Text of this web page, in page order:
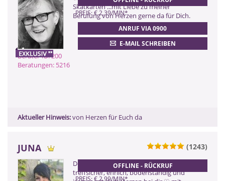
Berater-ID: 200
Beratungen: 5216
PREIS: € 2,39/MIN*
ANRUF VIA 0900
E-MAIL SCHREIBEN
(2,99 €/Min)
0900 52 82 58 - 200
(2,17 €/Min ggf. abweichend aus dem
Mobilfunk)
0901 52 82 58
(Dieser Anruf kostet Sie 2,50
Skatkarten ...mit Liebe zu meiner
Berufung von Herzen gerne da für Dich.
Aktueller Hinweis:️von Herzen für Euch da ️
JUNA (1243)
OFFLINE - RÜCKRUF
PREIS: € 2,99/MIN*
ZURÜCK
Deine "em-badische" Begleitung -
treffsicher, ehrlich, bodenständig und